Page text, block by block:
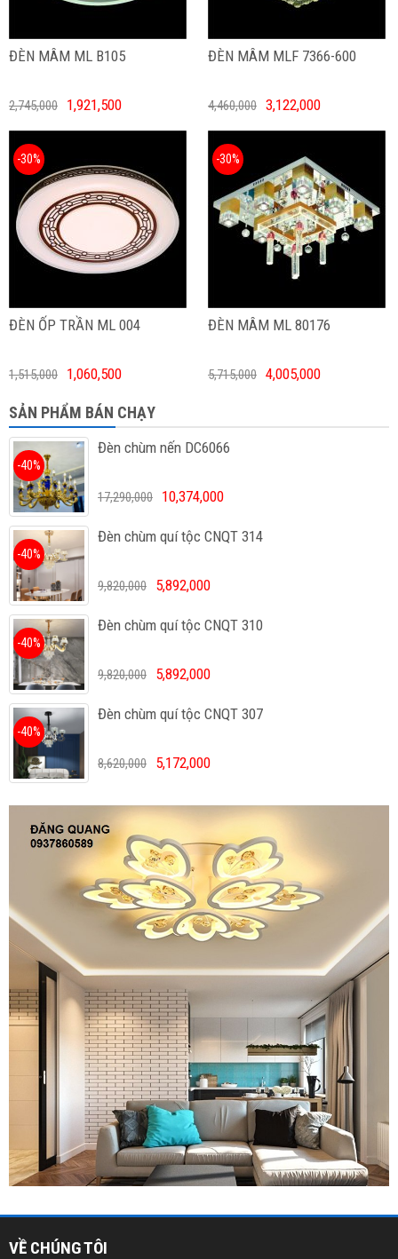
ĐÈN MÂM ML B105
2,745,000 1,921,500
ĐÈN MÂM MLF 7366-600
4,460,000 3,122,000
ĐÈN ỐP TRẦN ML 004
-30%
1,515,000 1,060,500
ĐÈN MÂM ML 80176
-30%
5,715,000 4,005,000
SẢN PHẨM BÁN CHẠY
Đèn chùm nến DC6066
-40%
17,290,000 10,374,000
Đèn chùm quí tộc CNQT 314
-40%
9,820,000 5,892,000
Đèn chùm quí tộc CNQT 310
-40%
9,820,000 5,892,000
Đèn chùm quí tộc CNQT 307
-40%
8,620,000 5,172,000
VỀ CHÚNG TÔI